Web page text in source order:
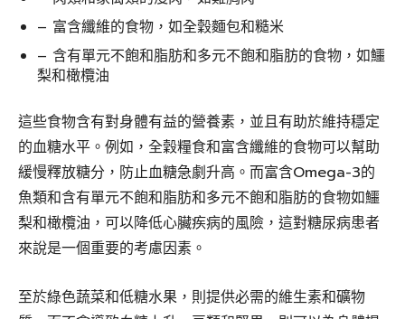
– 富含纖維的食物，如全穀麵包和糙米
– 含有單元不飽和脂肪和多元不飽和脂肪的食物，如鱷
梨和橄欖油
這些食物含有對身體有益的營養素，並且有助於維持穩定
的血糖水平。例如，全穀糧食和富含纖維的食物可以幫助
緩慢釋放糖分，防止血糖急劇升高。而富含Omega-3的
魚類和含有單元不飽和脂肪和多元不飽和脂肪的食物如鱷
梨和橄欖油，可以降低心臟疾病的風險，這對糖尿病患者
來說是一個重要的考慮因素。
至於綠色蔬菜和低糖水果，則提供必需的維生素和礦物